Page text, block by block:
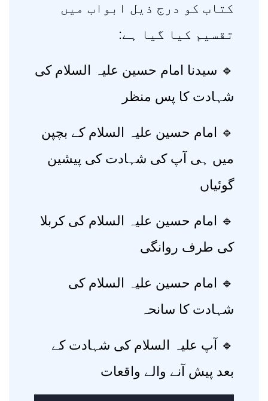
کتاب کو درج ذیل ابواب میں
تقسیم کیا گیا ہے:
🔹 سیدنا امام حسین علیہ السلام کی
شہادت کا پس منظر
🔹 امام حسین علیہ السلام کے بچپن
میں ہی آپ کی شہادت کی پیشین
گوئیاں
🔹 امام حسین علیہ السلام کی کربلا
کی طرف روانگی
🔹 امام حسین علیہ السلام کی
شہادت کا سانحہ
🔹 آپ علیہ السلام کی شہادت کے
بعد پیش آنے والے واقعات